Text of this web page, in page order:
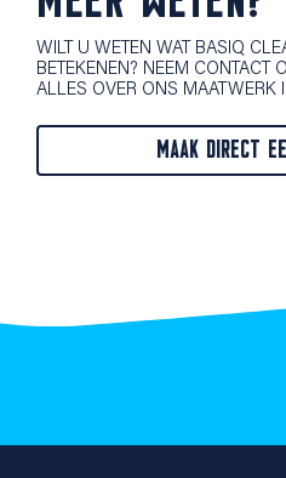
WILT U WETEN WAT BASIQ
BETEKENEN? NEEM CONTACT
ALLES OVER ONS MAATWERK
MAAK DIRECT